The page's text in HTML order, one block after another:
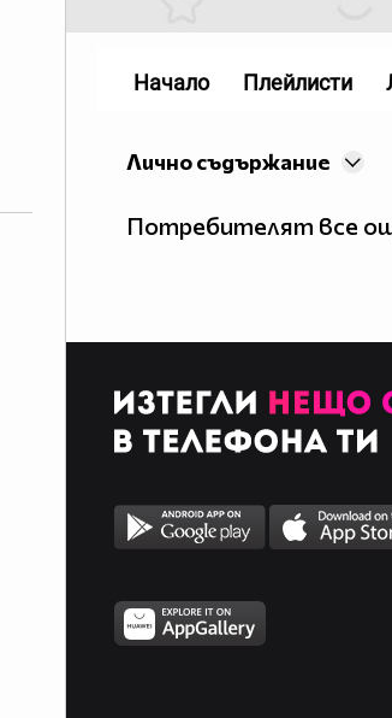
Лично съдържание
Потребителят все
Начало Плейлисти